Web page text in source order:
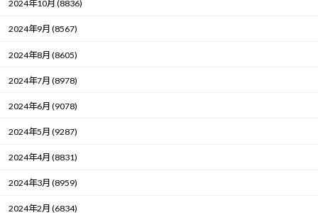
2024年10月 (8836)
2024年9月 (8567)
2024年8月 (8605)
2024年7月 (8978)
2024年6月 (9078)
2024年5月 (9287)
2024年4月 (8831)
2024年3月 (8959)
2024年2月 (6834)